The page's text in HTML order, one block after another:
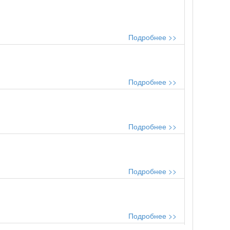
Подробнее >>
Подробнее >>
Подробнее >>
Подробнее >>
Подробнее >>